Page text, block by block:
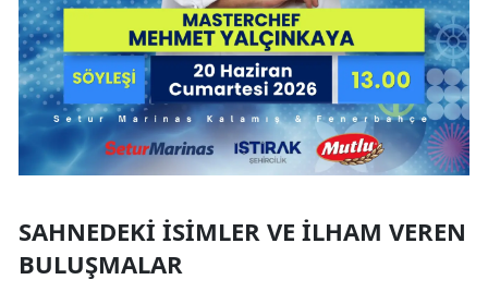
SAHNEDEKI İSIMLER VE İLHAM VEREN
BULUŞMALAR